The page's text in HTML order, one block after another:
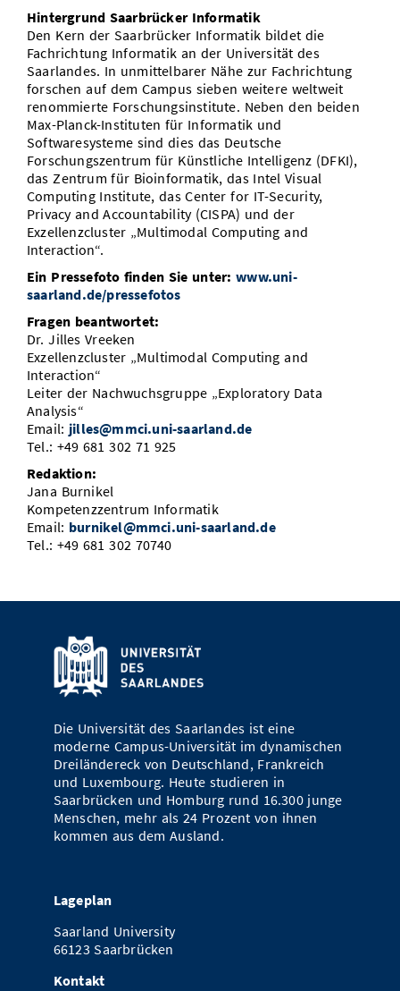
Hintergrund Saarbrücker Informatik
Den Kern der Saarbrücker Informatik bildet die
Fachrichtung Informatik an der Universität des
Saarlandes. In unmittelbarer Nähe zur Fachrichtung
forschen auf dem Campus sieben weitere weltweit
renommierte Forschungsinstitute. Neben den beiden
Max-Planck-Instituten für Informatik und
Softwaresysteme sind dies das Deutsche
Forschungszentrum für Künstliche Intelligenz (DFKI),
das Zentrum für Bioinformatik, das Intel Visual
Computing Institute, das Center for IT-Security,
Privacy and Accountability (CISPA) und der
Exzellenzcluster „Multimodal Computing and
Interaction“.
Ein Pressefoto finden Sie unter: www.uni-
saarland.de/pressefotos
Fragen beantwortet:
Dr. Jilles Vreeken
Exzellenzcluster „Multimodal Computing and
Interaction“
Leiter der Nachwuchsgruppe „Exploratory Data
Analysis“
Email: jilles@mmci.uni-saarland.de
Tel.: +49 681 302 71 925
Redaktion:
Jana Burnikel
Kompetenzzentrum Informatik
Email: burnikel@mmci.uni-saarland.de
Tel.: +49 681 302 70740
Die Universität des Saarlandes ist eine
moderne Campus-Universität im dynamischen
Dreiländereck von Deutschland, Frankreich
und Luxembourg. Heute studieren in
Saarbrücken und Homburg rund 16.300 junge
Menschen, mehr als 24 Prozent von ihnen
kommen aus dem Ausland.
Lageplan
Saarland University
66123 Saarbrücken
Kontakt